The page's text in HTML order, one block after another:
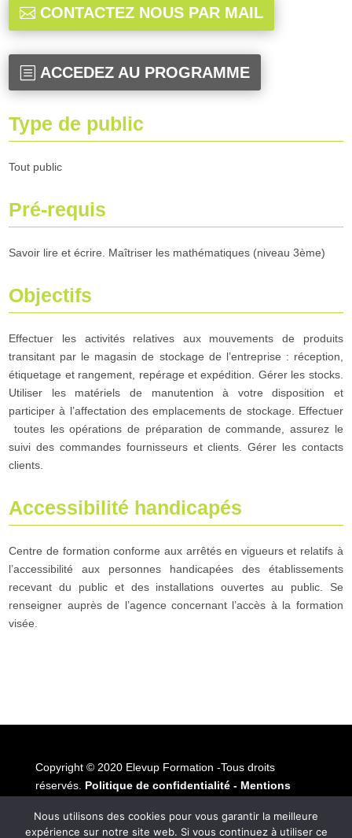
CONTACTEZ NOUS PAR MAIL
ACCEDEZ AU PROGRAMME
Type de public
Tout public
Pré-requis
Savoir lire et écrire. Maîtriser les mathématiques (niveau 3ème)
Objectifs
Effectuer les activités relatives aux mouvements de produits
transitant par le magasin de stockage de l’entreprise : réception,
étiquetage et rangement, repérage et expédition. Gérer les stocks.
Utiliser les matériels de manutention à votre disposition et
participer à l’affectation des emplacements de stockage. Effectuer
toutes les opérations de préparation de commande, assurez le
suivi des commandes fournisseurs et clients. Gérer les contacts
clients.
Accessibilité handicapés
Centre de formation conforme aux arrêtés en vigueurs et relatifs à
l’accessibilité aux personnes handicapées des établissements
recevant du public et des installations ouvertes au public. Se
renseigner auprès de l’agence concernant l’accès à la formation
visée.
Copyright © 2020 Elevup Formation -Tous droits
réservés. Politique de confidentialité- Mentions
Nous utilisons des cookies pour vous garantir la meilleure
expérience sur notre site web. Si vous continuez à utiliser ce